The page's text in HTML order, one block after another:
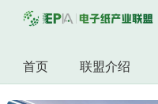
首页 联盟介绍